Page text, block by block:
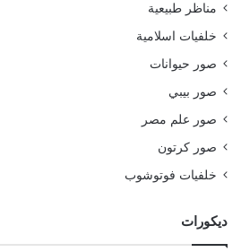
مناظر طبيعية
خلفيات اسلامية
صور حيوانات
صور بيبي
صور علم مصر
صور كرتون
خلفيات فوتوشوب
ديكورات